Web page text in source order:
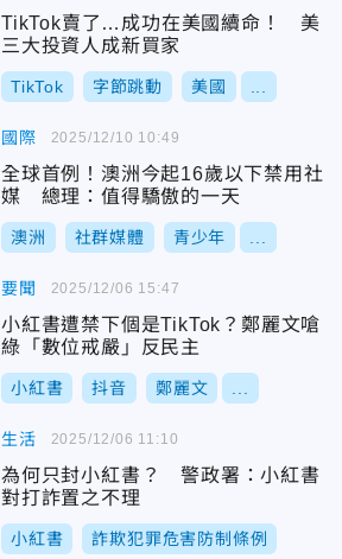
TikTok賣了…成功在美國續命！ 美
三大投資人成新買家
TikTok 字節跳動 美國
國際
全球首例！澳洲今起16歲以下禁用社
媒 總理：值得驕傲的一天
澳洲 社群媒體 青少年
2025/12/10 10:49
要聞
小紅書遭禁下個是TikTok？鄭麗文嗆
綠「數位戒嚴」反民主
小紅書 抖音 鄭麗文
2025/12/06 15:47
生活
為何只封小紅書？ 警政署：小紅書
對打詐置之不理
小紅書 詐欺犯罪危害防制條例
2025/12/06 11:10